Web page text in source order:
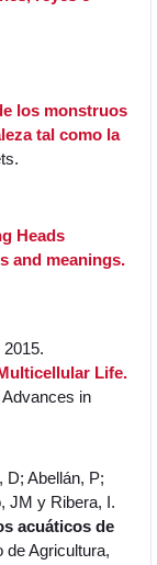
los monstruos
tal como la
Heads
and meanings.
2015.
Life.
Advances in
D; Abellán, P;
JM y Ribera, I.
acuáticos de
de Agricultura,